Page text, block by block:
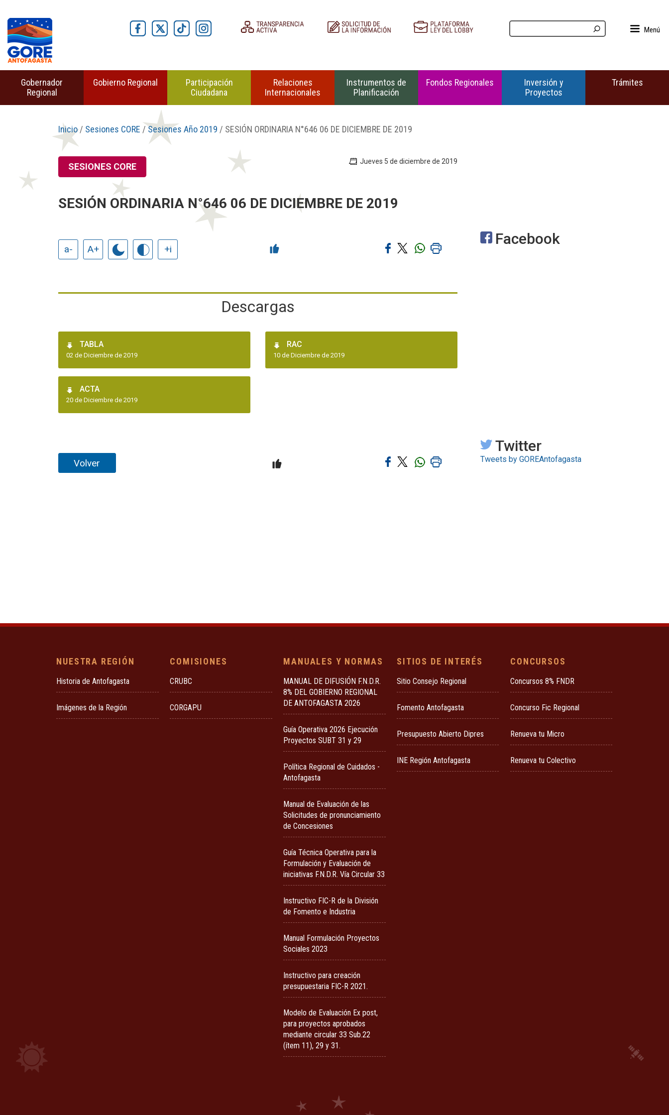
Menú
Gobernador
Regional
Gobierno Regional
Participación
Ciudadana
Relaciones
Internacionales
Instrumentos de
Planificación
Fondos Regionales
Inversión y
Proyectos
Trámites
Inicio/ Sesiones CORE / Sesiones Año 2019 / SESIÓN ORDINARIA N°646 06 DE DICIEMBRE DE 2019
SESIONES CORE Jueves 5 de diciembre de 2019
SESIÓN ORDINARIA N°646 06 DE DICIEMBRE DE 2019
a- A+ +i
Descargas
TABLA
02 de Diciembre de 2019
RAC
10 de Diciembre de 2019
ACTA
20 de Diciembre de 2019
Volver
Facebook
Twitter
Tweets by GOREAntofagasta
NUESTRA REGIÓN
Historia de Antofagasta
Imágenes de la Región
COMISIONES
CRUBC
CORGAPU
MANUALES Y NORMAS
MANUAL DE DIFUSIÓN F.N.D.R.
8% DEL GOBIERNO REGIONAL
DE ANTOFAGASTA 2026
Guía Operativa 2026 Ejecución
Proyectos SUBT 31 y 29
Política Regional de Cuidados -
Antofagasta
Manual de Evaluación de las
Solicitudes de pronunciamiento
de Concesiones
Guía Técnica Operativa para la
Formulación y Evaluación de
iniciativas F.N.D.R. Vía Circular 33
Instructivo FIC-R de la División
de Fomento e Industria
Manual Formulación Proyectos
Sociales 2023
Instructivo para creación
presupuestaria FIC-R 2021.
Modelo de Evaluación Ex post,
para proyectos aprobados
mediante circular 33 Sub.22
(ítem 11), 29 y 31.
SITIOS DE INTERÉS
Sitio Consejo Regional
Fomento Antofagasta
Presupuesto Abierto Dipres
INE Región Antofagasta
CONCURSOS
Concursos 8% FNDR
Concurso Fic Regional
Renueva tu Micro
Renueva tu Colectivo